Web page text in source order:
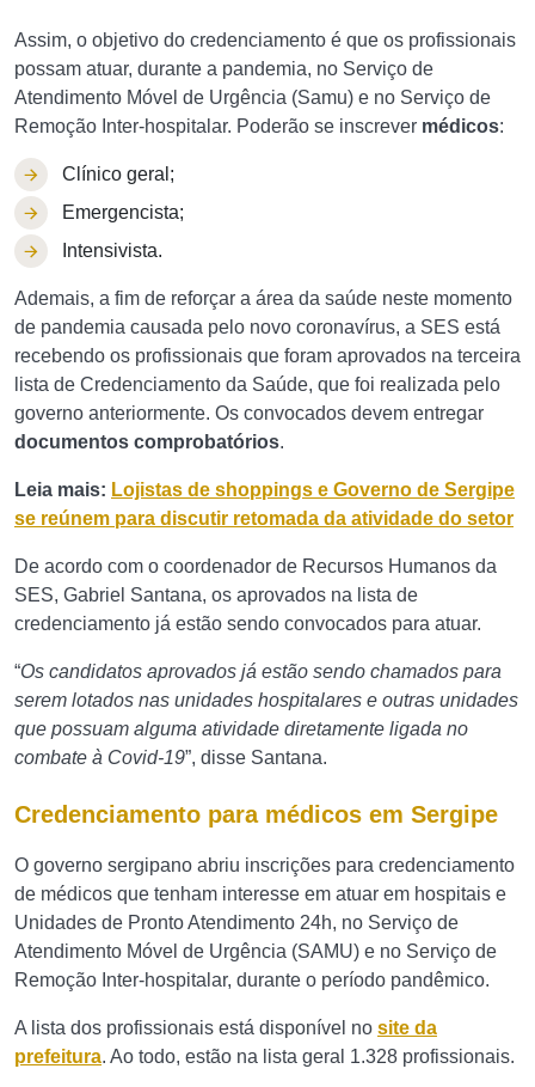
Assim, o objetivo do credenciamento é que os profissionais
possam atuar, durante a pandemia, no Serviço de
Atendimento Móvel de Urgência (Samu) e no Serviço de
Remoção Inter-hospitalar. Poderão se inscrever médicos:
Clínico geral;
Emergencista;
Intensivista.
Ademais, a fim de reforçar a área da saúde neste momento
de pandemia causada pelo novo coronavírus, a SES está
recebendo os profissionais que foram aprovados na terceira
lista de Credenciamento da Saúde, que foi realizada pelo
governo anteriormente. Os convocados devem entregar
documentos comprobatórios.
Leia mais: Lojistas de shoppings e Governo de Sergipe
se reúnem para discutir retomada da atividade do setor
De acordo com o coordenador de Recursos Humanos da
SES, Gabriel Santana, os aprovados na lista de
credenciamento já estão sendo convocados para atuar.
“Os candidatos aprovados já estão sendo chamados para
serem lotados nas unidades hospitalares e outras unidades
que possuam alguma atividade diretamente ligada no
combate à Covid-19”, disse Santana.
Credenciamento para médicos em Sergipe
O governo sergipano abriu inscrições para credenciamento
de médicos que tenham interesse em atuar em hospitais e
Unidades de Pronto Atendimento 24h, no Serviço de
Atendimento Móvel de Urgência (SAMU) e no Serviço de
Remoção Inter-hospitalar, durante o período pandêmico.
A lista dos profissionais está disponível no site da
prefeitura. Ao todo, estão na lista geral 1.328 profissionais.